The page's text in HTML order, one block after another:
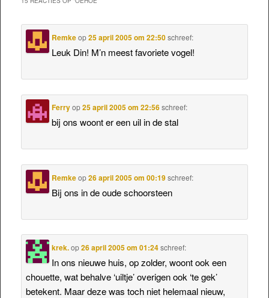
Remkeop25 april 2005 om 22:50 schreef:
Leuk Din! M’n meest favoriete vogel!
Ferryop25 april 2005 om 22:56 schreef:
bij ons woont er een uil in de stal
Remkeop26 april 2005 om 00:19 schreef:
Bij ons in de oude schoorsteen
krek.op26 april 2005 om 01:24 schreef:
In ons nieuwe huis, op zolder, woont ook een
chouette, wat behalve ‘uiltje’ overigen ook ‘te gek’
betekent. Maar deze was toch niet helemaal nieuw,